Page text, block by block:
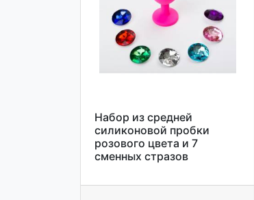
Набор из средней
силиконовой пробки
розового цвета и 7
сменных стразов